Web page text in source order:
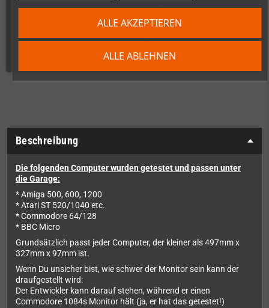
ALLE ABLEHNEN
ALLE AKZEPTIEREN
4
mal verkauft!
Beschreibung
Die folgenden Computer wurden getestet und passen unter
die Garage:
* Amiga 500, 600, 1200
* Atari ST 520/1040 etc.
* Commodore 64/128
* BBC Micro
Grundsätzlich passt jeder Computer, der kleiner als 497mm x
327mm x 97mm ist.
Wenn Du unsicher bist, wie schwer der Monitor sein kann der
draufgestellt wird:
Der Entwickler kann darauf stehen, während er einen
Commodore 1084s Monitor hält (ja, er hat das getestet!)